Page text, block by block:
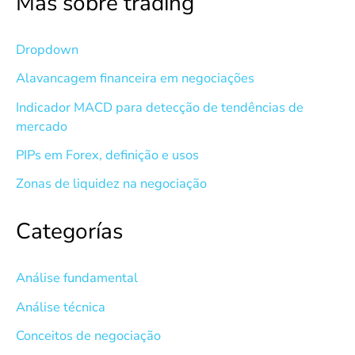
Dropdown
Alavancagem financeira em negociações
Indicador MACD para detecção de tendências de
mercado
PIPs em Forex, definição e usos
Zonas de liquidez na negociação
Categorías
Análise fundamental
Análise técnica
Conceitos de negociação